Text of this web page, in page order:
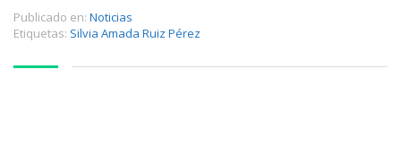
Publicado en: Noticias
Etiquetas: Silvia Amada Ruiz Pérez